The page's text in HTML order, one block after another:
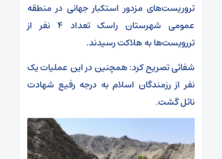
تروریست‌های مزدور استکبار جهانی در منطقه
عمومی شهرستان راسک تعداد ۴ نفر از
تررویست‌ها به هلاکت رسیدند.
شفائی تصریح کرد: همچنین در این عملیات یک
نفر از رزمندگان اسلام به درجه رفیع شهادت
نائل گشت.